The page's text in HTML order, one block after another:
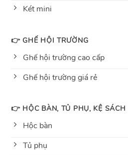
Két mini
👉 GHẾ HỘI TRƯỜNG
Ghế hội trường cao cấp
Ghế hội trường giá rẻ
👉 HỘC BÀN, TỦ PHỤ, KỆ SÁCH
Hộc bàn
Tủ phụ